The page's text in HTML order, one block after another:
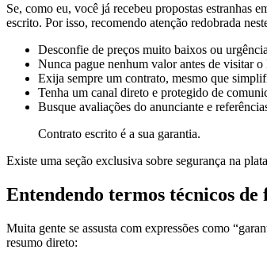
Se, como eu, você já recebeu propostas estranhas
escrito. Por isso, recomendo atenção redobrada
Desconfie de preços muito baixos ou
Nunca pague nenhum valor antes de visitar
Exija sempre um contrato, mesmo que
Tenha um canal direto e protegido de
Busque avaliações do anunciante e
Contrato escrito é a sua garantia.
Existe uma seção exclusiva sobre segurança na
Entendendo termos técnicos de
Muita gente se assusta com expressões como
resumo direto: